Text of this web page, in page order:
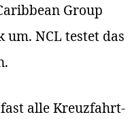
Group
NCL testet das
alle Kreuzfahrt-